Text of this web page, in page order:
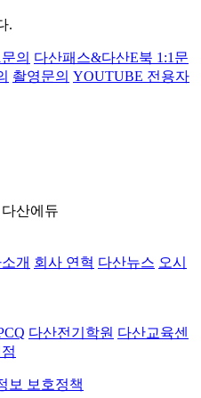
.
의 다산패스&다산E북 1:1문
촬영문의 YOUTUBE 전용자
산에듀
개 회사 연혁 다산뉴스 오시
다산전기학원 다산교육센
보 보호정책